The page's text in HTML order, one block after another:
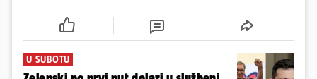
bespilotnim letjelicama te ih kasnije koristili protiv
kolumbijske vojske
U SUBOTU